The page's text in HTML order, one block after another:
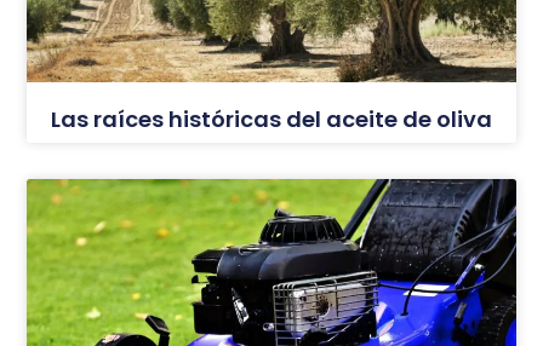
Las raíces históricas del aceite de oliva